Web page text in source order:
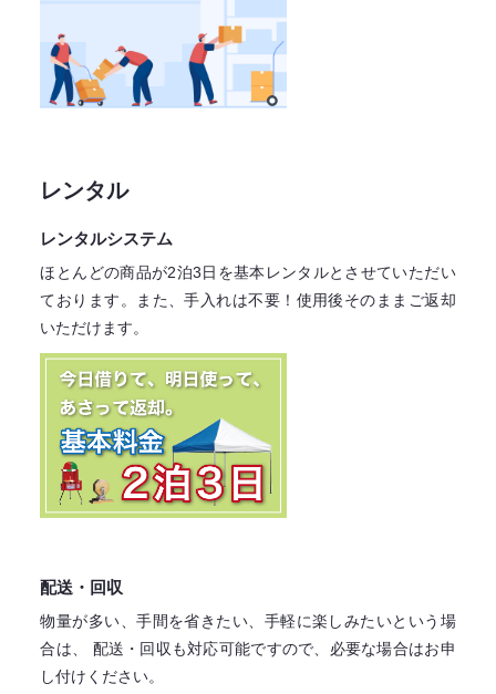
レンタル
レンタルシステム
ほとんどの商品が2泊3日を基本レンタルとさせていただい
ております。
また、手入れは不要！ 使用後そのままご返却
いただけます。
配送・回収
物量が多い、手間を省きたい、手軽に楽しみたいという場
合は、
配送・回収も対応可能ですので、必要な場合はお申
し付けください。